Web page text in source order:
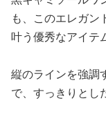
も、このエレガン
叶う優秀なアイテ
縦のラインを強調
で、すっきりとし